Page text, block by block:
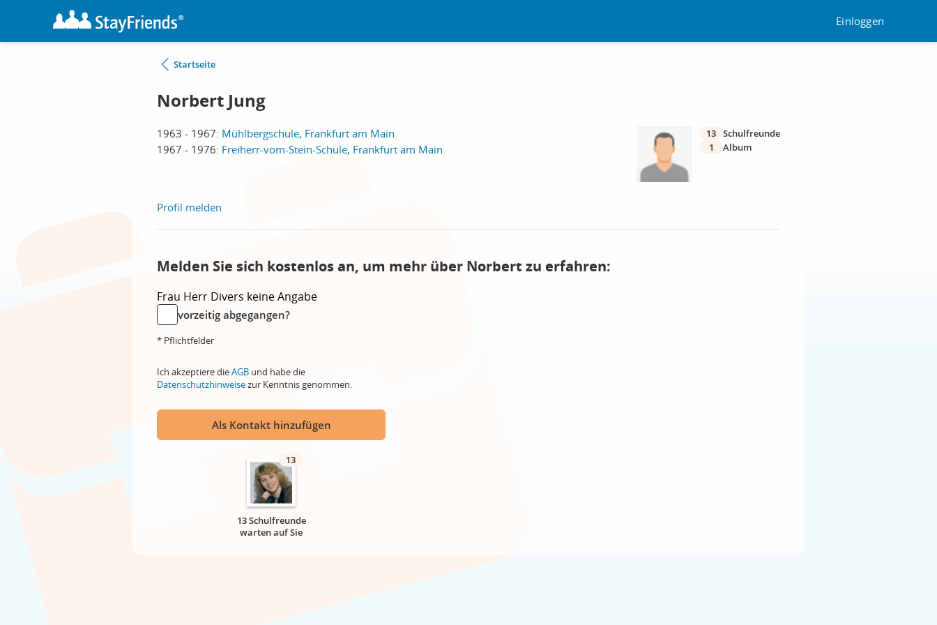
Einloggen
Startseite
Norbert Jung
1963 - 1967: Mühlbergschule, Frankfurt am Main
1967 - 1976: Freiherr-vom-Stein-Schule, Frankfurt am Main
13 Schulfreunde
1
Album
Profil melden
Melden Sie sich kostenlos an, um mehr über Norbert zu erfahren:
Frau Herr Divers keine Angabe
vorzeitig abgegangen?
* Pflichtfelder
Ich akzeptiere dieAGB und habe die
Datenschutzhinweisezur Kenntnis genommen.
Als Kontakt hinzufügen
13
13 Schulfreunde
warten auf Sie